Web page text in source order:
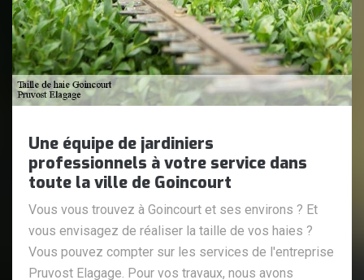
Une équipe de jardiniers
professionnels à votre service dans
toute la ville de Goincourt
Vous vous trouvez à Goincourt et ses environs ? Et
vous envisagez de réaliser la taille de vos haies ?
Vous pouvez compter sur les services de l'entreprise
Pruvost Elagage. Pour vos travaux, nous avons